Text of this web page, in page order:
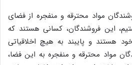
مواد محترقه و منفجره از فضای
این فروشندگان، کسانی هستند که
هستند و پایبند به هیچ اخلاقیاتی
مواد محترقه و منفجره به این فضا،